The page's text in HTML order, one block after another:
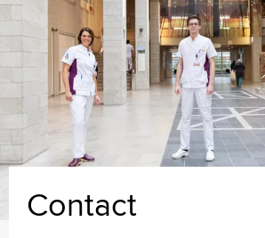
Veelgestelde vragen
Contact
Links
Folders en formulieren
Homepage
Contact